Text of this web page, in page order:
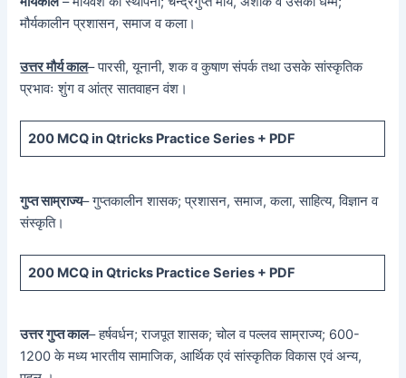
मौर्यकालीन प्रशासन, समाज व कला।
उत्तर मौर्य काल– पारसी, यूनानी, शक व कुषाण संपर्क तथा उसके सांस्कृतिक
प्रभावः शुंग व आंत्र सातवाहन वंश।
200 MCQ in Qtricks Practice Series + PDF
गुप्त साम्राज्य– गुप्तकालीन शासक; प्रशासन, समाज, कला, साहित्य, विज्ञान व
संस्कृति।
200 MCQ in Qtricks Practice Series + PDF
उत्तर गुप्त काल– हर्षवर्धन; राजपूत शासक; चोल व पल्लव साम्राज्य; 600-
1200 के मध्य भारतीय सामाजिक, आर्थिक एवं सांस्कृतिक विकास एवं अन्य,